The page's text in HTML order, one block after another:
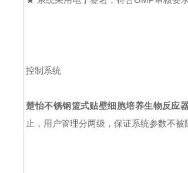
控制系统
楚怡不锈钢篮式贴壁细胞培养生物反应
止，用户管理分两级，保证系统参数不